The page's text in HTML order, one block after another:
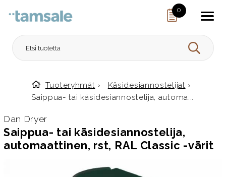
0
HAE
Etusivulle
Tuoteryhmät › Käsidesiannostelijat ›
Saippua- tai käsidesiannostelija, automa...
Dan Dryer
Saippua- tai käsidesiannostelija,
automaattinen, rst, RAL Classic -värit